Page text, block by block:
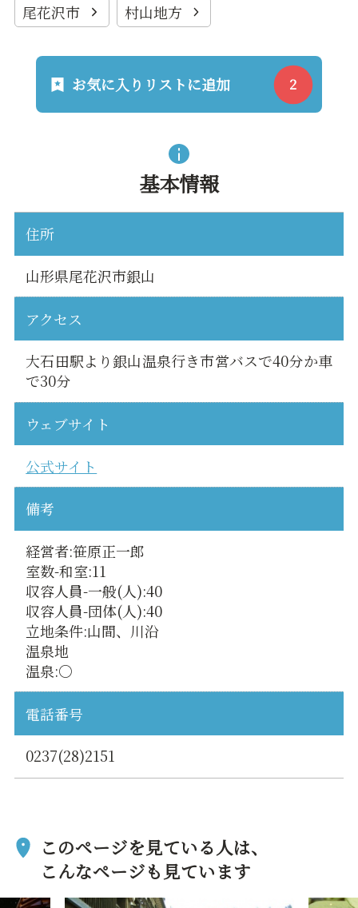
尾花沢市
村山地方
お気に入りリストに追加
基本情報
住所
山形県尾花沢市銀山
アクセス
大石田駅より銀山温泉行き市営バスで40分か車
で30分
ウェブサイト
公式サイト
備考
経営者:笹原正一郎
室数-和室:11
収容人員-一般(人):40
収容人員-団体(人):40
立地条件:山間、川沿
温泉地
温泉:○
電話番号
0237(28)2151
このページを見ている人は、
こんなページも見ています